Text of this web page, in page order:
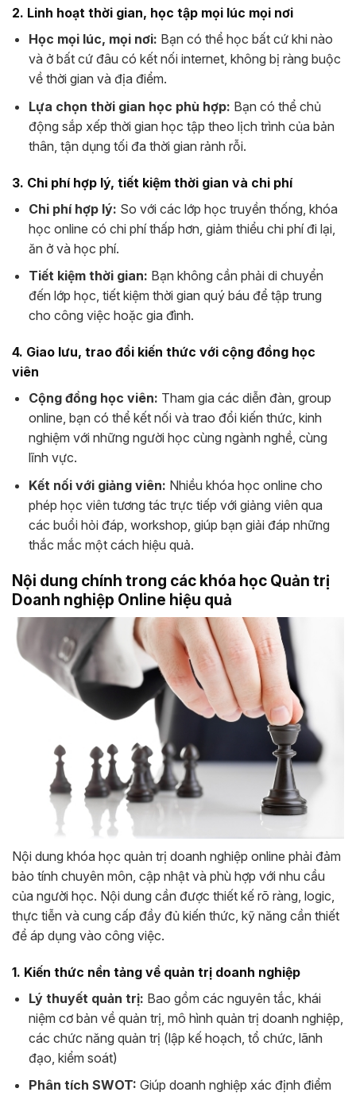
2. Linh hoạt thời gian, học tập mọi lúc mọi nơi
Học mọi lúc, mọi nơi: Bạn có thể học bất cứ khi nào
và ở bất cứ đâu có kết nối internet, không bị ràng buộc
về thời gian và địa điểm.
Lựa chọn thời gian học phù hợp: Bạn có thể chủ
động sắp xếp thời gian học tập theo lịch trình của bản
thân, tận dụng tối đa thời gian rảnh rỗi.
3. Chi phí hợp lý, tiết kiệm thời gian và chi phí
Chi phí hợp lý: So với các lớp học truyền thống, khóa
học online có chi phí thấp hơn, giảm thiểu chi phí đi lại,
ăn ở và học phí.
Tiết kiệm thời gian: Bạn không cần phải di chuyển
đến lớp học, tiết kiệm thời gian quý báu để tập trung
cho công việc hoặc gia đình.
4. Giao lưu, trao đổi kiến thức với cộng đồng học
viên
Cộng đồng học viên: Tham gia các diễn đàn, group
online, bạn có thể kết nối và trao đổi kiến thức, kinh
nghiệm với những người học cùng ngành nghề, cùng
lĩnh vực.
Kết nối với giảng viên: Nhiều khóa học online cho
phép học viên tương tác trực tiếp với giảng viên qua
các buổi hỏi đáp, workshop, giúp bạn giải đáp những
thắc mắc một cách hiệu quả.
Nội dung chính trong các khóa học Quản trị
Doanh nghiệp Online hiệu quả
Nội dung khóa học quản trị doanh nghiệp online phải đảm
bảo tính chuyên môn, cập nhật và phù hợp với nhu cầu
của người học. Nội dung cần được thiết kế rõ ràng, logic,
thực tiễn và cung cấp đầy đủ kiến thức, kỹ năng cần thiết
để áp dụng vào công việc.
1. Kiến thức nền tảng về quản trị doanh nghiệp
Lý thuyết quản trị: Bao gồm các nguyên tắc, khái
niệm cơ bản về quản trị, mô hình quản trị doanh nghiệp,
các chức năng quản trị (lập kế hoạch, tổ chức, lãnh
đạo, kiểm soát)
Phân tích SWOT: Giúp doanh nghiệp xác định điểm